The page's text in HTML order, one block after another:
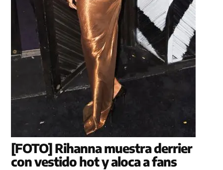
[FOTO] Rihanna muestra derrier
con vestido hot y aloca a fans